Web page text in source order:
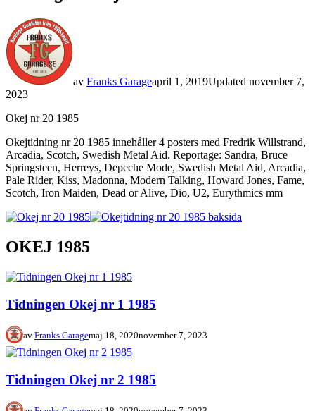
av Franks Garageapril 1, 2019Updated november 7,
2023
Okej nr 20 1985
Okejtidning nr 20 1985 innehåller 4 posters med Fredrik Willstrand,
Arcadia, Scotch, Swedish Metal Aid. Reportage: Sandra, Bruce
Springsteen, Herreys, Depeche Mode, Swedish Metal Aid, Arcadia,
Pale Rider, Kiss, Madonna, Modern Talking, Howard Jones, Fame,
Scotch, Iron Maiden, Dead or Alive, Dio, U2, Eurythmics mm
OKEJ 1985
Tidningen Okej nr 1 1985
av Franks Garagemaj 18, 2020november 7, 2023
Tidningen Okej nr 2 1985